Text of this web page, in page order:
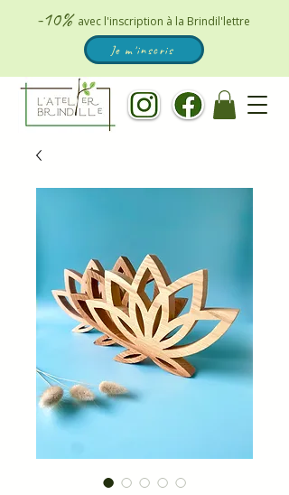
-10% avec l'inscription à la Brindil'lettre
Je m'inscris